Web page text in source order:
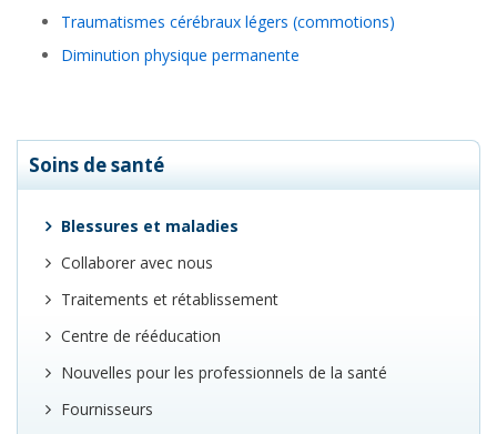
Traumatismes cérébraux légers (commotions)
Diminution physique permanente
Soins de santé
Blessures et maladies
Collaborer avec nous
Traitements et rétablissement
Centre de rééducation
Nouvelles pour les professionnels de la santé
Fournisseurs